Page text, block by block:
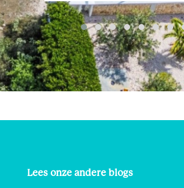
Lees onze andere blogs